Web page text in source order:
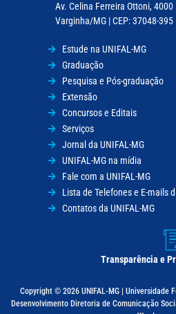
Av. Celina Ferreira Ottoni,
Varginha/MG | CEP: 37048-
Estude na UNIFAL-MG
Graduação
Pesquisa e Pós-graduação
Extensão
Concursos e Editais
Serviços
Jornal da UNIFAL-MG
UNIFAL-MG na mídia
Fale com a UNIFAL-MG
Lista de Telefones e E-mails
Contatos da UNIFAL-MG
Transparência e
Copyright © 2026 UNIFAL-MG | Universidade
Desenvolvimento Diretoria de Comunicação